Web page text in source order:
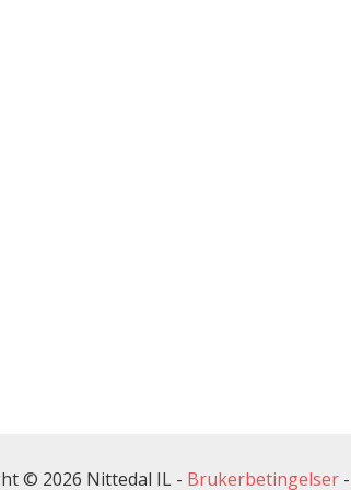
© 2026 Nittedal IL - Brukerbetingelser -